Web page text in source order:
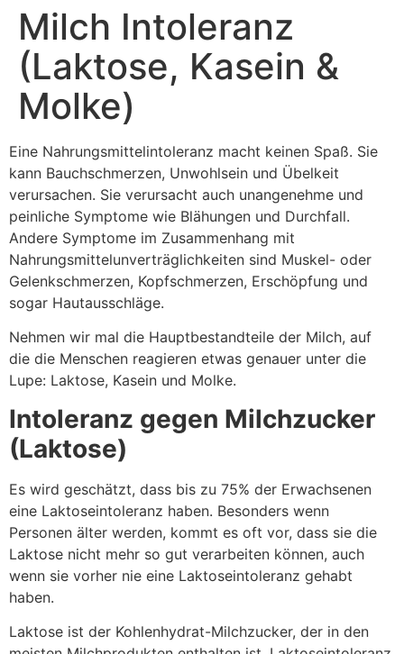
Milch Intoleranz
(Laktose, Kasein &
Molke)
Eine Nahrungsmittelintoleranz macht keinen Spaß. Sie
kann Bauchschmerzen, Unwohlsein und Übelkeit
verursachen. Sie verursacht auch unangenehme und
peinliche Symptome wie Blähungen und Durchfall.
Andere Symptome im Zusammenhang mit
Nahrungsmittelunverträglichkeiten sind Muskel- oder
Gelenkschmerzen, Kopfschmerzen, Erschöpfung und
sogar Hautausschläge.
Nehmen wir mal die Hauptbestandteile der Milch, auf
die die Menschen reagieren etwas genauer unter die
Lupe: Laktose, Kasein und Molke.
Intoleranz gegen Milchzucker
(Laktose)
Es wird geschätzt, dass bis zu 75% der Erwachsenen
eine Laktoseintoleranz haben. Besonders wenn
Personen älter werden, kommt es oft vor, dass sie die
Laktose nicht mehr so gut verarbeiten können, auch
wenn sie vorher nie eine Laktoseintoleranz gehabt
haben.
Laktose ist der Kohlenhydrat-Milchzucker, der in den